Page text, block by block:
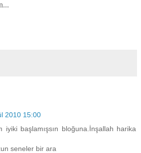
2010 15:00
iyiki başlamışsın bloğuna.İnşallah harika
seneler bir ara